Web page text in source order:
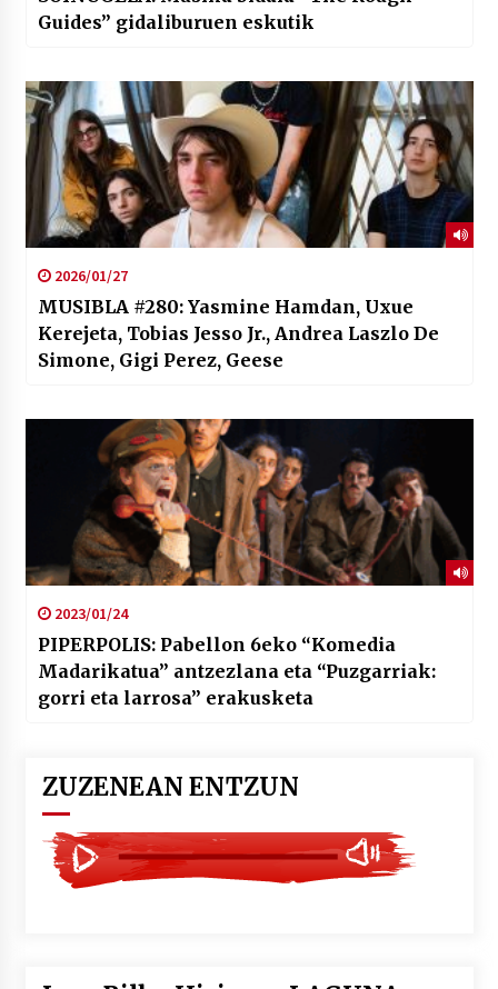
Guides” gidaliburuen eskutik
2026/01/27
MUSIBLA #280: Yasmine Hamdan, Uxue
Kerejeta, Tobias Jesso Jr., Andrea Laszlo De
Simone, Gigi Perez, Geese
2023/01/24
PIPERPOLIS: Pabellon 6eko “Komedia
Madarikatua” antzezlana eta “Puzgarriak:
gorri eta larrosa” erakusketa
ZUZENEAN ENTZUN